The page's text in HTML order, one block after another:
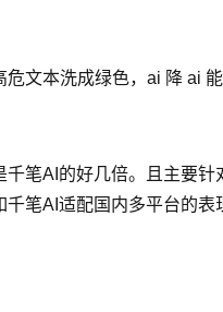
文本洗成绿色，ai 降 ai
笔AI的好几倍。且主要
笔AI适配国内多平台的表